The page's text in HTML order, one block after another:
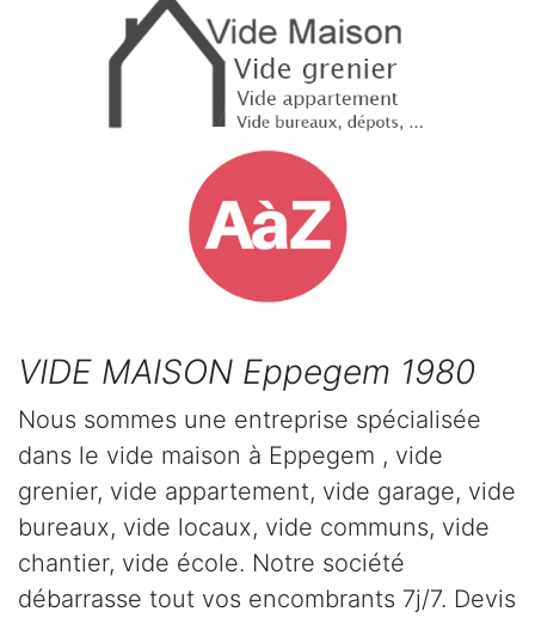
VIDE MAISON Eppegem 1980
Nous sommes une entreprise spécialisée
dans le vide maison à Eppegem , vide
grenier, vide appartement, vide garage, vide
bureaux, vide locaux, vide communs, vide
chantier, vide école. Notre société
débarrasse tout vos encombrants 7j/7. Devis